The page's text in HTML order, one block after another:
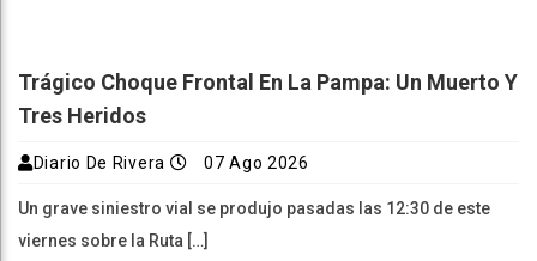
Trágico Choque Frontal En La Pampa: Un Muerto Y
Tres Heridos
Diario De Rivera 07 Ago 2026
Un grave siniestro vial se produjo pasadas las 12:30 de este
viernes sobre la Ruta […]